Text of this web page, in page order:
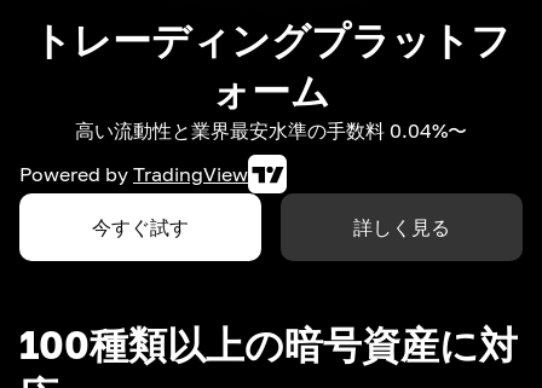
トレーディングプラットフ
ォーム
高い流動性と業界最安水準の手数料 0.04%〜
Powered by TradingView
今すぐ試す 詳しく見る
100種類以上の暗号資産に対